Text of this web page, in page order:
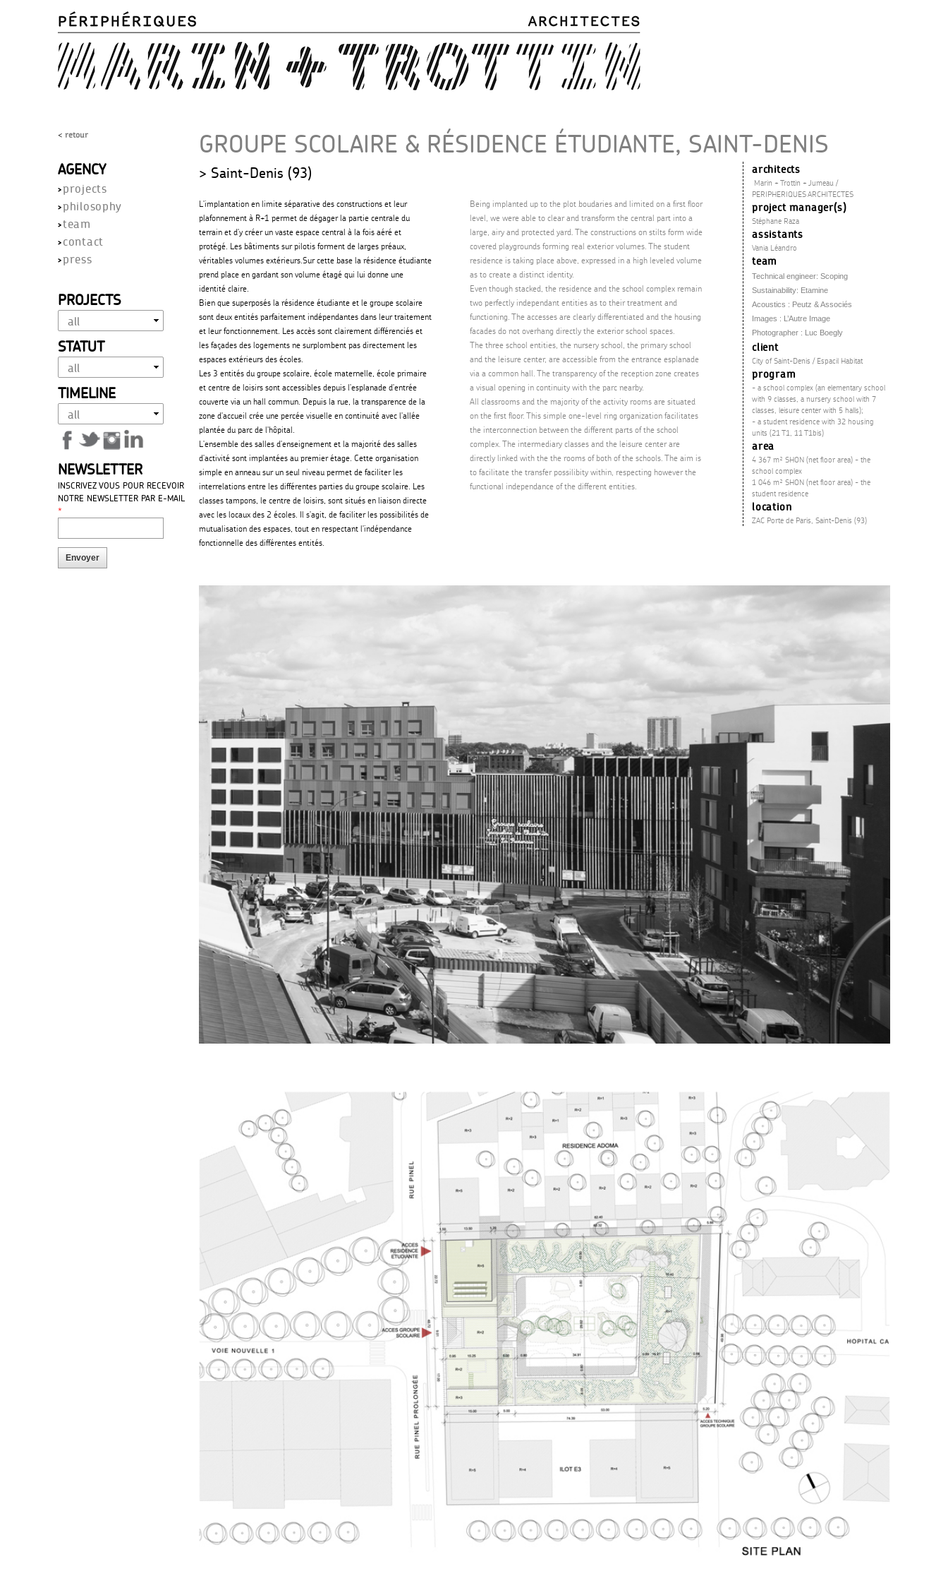
content
< retour
AGENCY
projects
philosophy
team
contact
press
PROJECTS
STATUT
TIMELINE
NEWSLETTER
INSCRIVEZ VOUS POUR RECEVOIR
NOTRE NEWSLETTER PAR E-MAIL
*
GROUPE SCOLAIRE & RÉSIDENCE ÉTUDIANTE, SAINT-DENIS
Saint-Denis (93)
L'implantation en limite séparative des constructions et leur
plafonnement à R+1 permet de dégager la partie centrale du
terrain et d'y créer un vaste espace central à la fois aéré et
protégé. Les bâtiments sur pilotis forment de larges préaux,
véritables volumes extérieurs.Sur cette base la résidence étudiante
prend place en gardant son volume étagé qui lui donne une
identité claire.
Bien que superposés la résidence étudiante et le groupe scolaire
sont deux entités parfaitement indépendantes dans leur traitement
et leur fonctionnement. Les accès sont clairement différenciés et
les façades des logements ne surplombent pas directement les
espaces extérieurs des écoles.
Les 3 entités du groupe scolaire, école maternelle, école primaire
et centre de loisirs sont accessibles depuis l'esplanade d'entrée
couverte via un hall commun. Depuis la rue, la transparence de la
zone d'accueil crée une percée visuelle en continuité avec l'allée
plantée du parc de l'hôpital.
L'ensemble des salles d'enseignement et la majorité des salles
d'activité sont implantées au premier étage. Cette organisation
simple en anneau sur un seul niveau permet de faciliter les
interrelations entre les différentes parties du groupe scolaire. Les
classes tampons, le centre de loisirs, sont situés en liaison directe
avec les locaux des 2 écoles. Il s'agit, de faciliter les possibilités de
mutualisation des espaces, tout en respectant l'indépendance
fonctionnelle des différentes entités.
Being implanted up to the plot boudaries and limited on a first floor
level, we were able to clear and transform the central part into a
large, airy and protected yard. The constructions on stilts form wide
covered playgrounds forming real exterior volumes. The student
residence is taking place above, expressed in a high leveled volume
as to create a distinct identity.
Even though stacked, the residence and the school complex remain
two perfectly independant entities as to their treatment and
functioning. The accesses are clearly differentiated and the housing
facades do not overhang directly the exterior school spaces.
The three school entities, the nursery school, the primary school
and the leisure center, are accessible from the entrance esplanade
via a common hall. The transparency of the reception zone creates
a visual opening in continuity with the parc nearby.
All classrooms and the majority of the activity rooms are situated
on the first floor. This simple one-level ring organization facilitates
the interconnection between the different parts of the school
complex. The intermediary classes and the leisure center are
directly linked with the the rooms of both of the schools. The aim is
to facilitate the transfer possilibity within, respecting however the
functional independance of the different entities.
architects
Marin + Trottin + Jumeau /
PERIPHERIQUES ARCHITECTES
project manager(s)
Stéphane Raza
assistants
Vania Léandro
team
Technical engineer: Scoping
Sustainability: Etamine
Acoustics : Peutz & Associés
Images : L’Autre Image
Photographer : Luc Boegly
client
City of Saint-Denis / Espacil Habitat
program
- a school complex (an elementary school
with 9 classes, a nursery school with 7
classes, leisure center with 5 halls);
- a student residence with 32 housing
units (21 T1, 11 T1bis)
area
4 367 m² SHON (net floor area) - the
school complex
1 046 m² SHON (net floor area) - the
student residence
location
ZAC Porte de Paris, Saint-Denis (93)